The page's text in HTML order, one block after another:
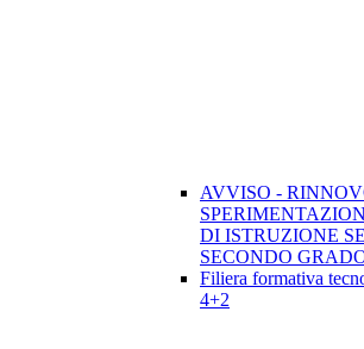
AVVISO -
DI ISTRUZIONE
SECONDO
Filiera formativa
4+2